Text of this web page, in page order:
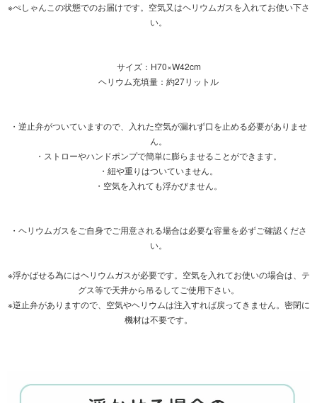
※ぺしゃんこの状態でのお届けです。空気又はヘリウムガスを入れてお使い下さ
い。
サイズ：H70×W42cm
ヘリウム充填量：約27リットル
・逆止弁がついていますので、入れた空気が漏れず口を止める必要がありませ
ん。
・ストローやハンドポンプで簡単に膨らませることができます。
・紐や重りはついていません。
・空気を入れても浮かびません。
・ヘリウムガスをご自身でご用意される場合は必要な容量を必ずご確認くださ
い。
※浮かばせる為にはヘリウムガスが必要です。空気を入れてお使いの場合は、テ
グス等で天井から吊るしてご使用下さい。
※逆止弁がありますので、空気やヘリウムは注入すれば戻ってきません。密閉に
機材は不要です。